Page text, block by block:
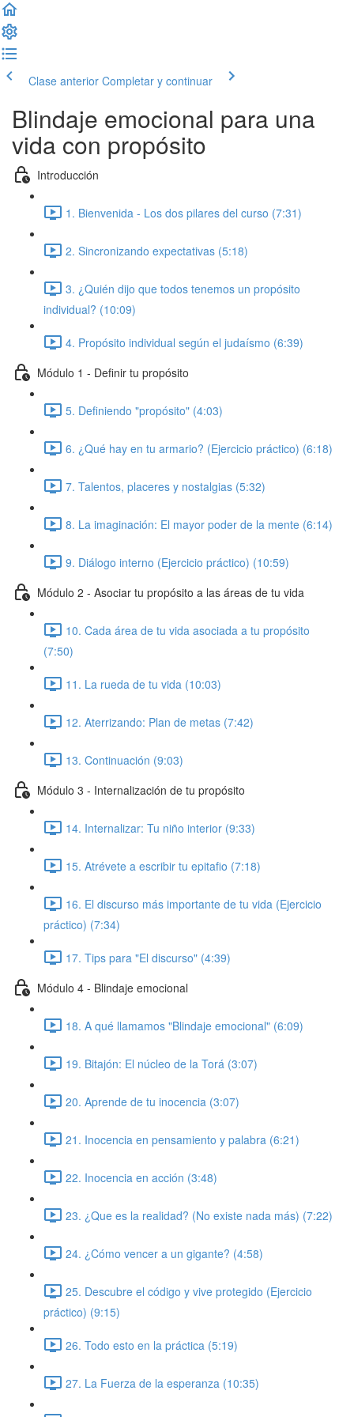
Clase anterior Completar y continuar
Blindaje emocional para una
vida con propósito
Introducción
1. Bienvenida - Los dos pilares del curso (7:31)
2. Sincronizando expectativas (5:18)
3. ¿Quién dijo que todos tenemos un propósito
individual? (10:09)
4. Propósito individual según el judaísmo (6:39)
Módulo 1 - Definir tu propósito
5. Definiendo "propósito" (4:03)
6. ¿Qué hay en tu armario? (Ejercicio práctico) (6:18)
7. Talentos, placeres y nostalgias (5:32)
8. La imaginación: El mayor poder de la mente (6:14)
9. Diálogo interno (Ejercicio práctico) (10:59)
Módulo 2 - Asociar tu propósito a las áreas de tu vida
10. Cada área de tu vida asociada a tu propósito
(7:50)
11. La rueda de tu vida (10:03)
12. Aterrizando: Plan de metas (7:42)
13. Continuación (9:03)
Módulo 3 - Internalización de tu propósito
14. Internalizar: Tu niño interior (9:33)
15. Atrévete a escribir tu epitafio (7:18)
16. El discurso más importante de tu vida (Ejercicio
práctico) (7:34)
17. Tips para "El discurso" (4:39)
Módulo 4 - Blindaje emocional
18. A qué llamamos "Blindaje emocional" (6:09)
19. Bitajón: El núcleo de la Torá (3:07)
20. Aprende de tu inocencia (3:07)
21. Inocencia en pensamiento y palabra (6:21)
22. Inocencia en acción (3:48)
23. ¿Que es la realidad? (No existe nada más) (7:22)
24. ¿Cómo vencer a un gigante? (4:58)
25. Descubre el código y vive protegido (Ejercicio
práctico) (9:15)
26. Todo esto en la práctica (5:19)
27. La Fuerza de la esperanza (10:35)